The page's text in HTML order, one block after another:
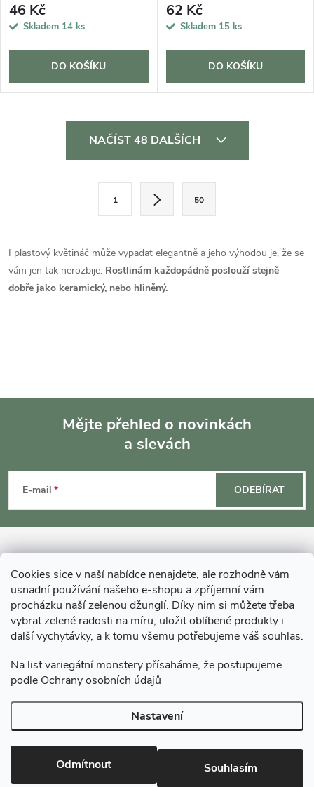
Cookies sice v naší nabídce nenajdete, ale rozhodně vám
usnadní používání našeho e-shopu a zpříjemní vám
procházku naší zelenou džunglí. Díky nim si můžete třeba
vybrat zelené radosti na míru, uložit oblíbené produkty i
další vychytávky, a k tomu všemu potřebujeme váš souhlas.
Na list variegátní monstery přísaháme, že postupujeme
podle Ochrany osobních údajů
Nastavení
Odmítnout Souhlasím
46 Kč
Skladem 14 ks
DO KOŠÍKU
62 Kč
Skladem 15 ks
DO KOŠÍKU
d
a
y
ý
p
i
s
u
NAČÍST 48 DALŠÍCH
á
n
k
1 50
I plastový květináč může vypadat elegantně a jeho výhodou je, že se
vám jen tak nerozbije. Rostlinám každopádně poslouží stejně
dobře jako keramický, nebo hliněný.
p
a
Mějte přehled o novinkách
a slevách
E-mail ODEBÍRAT
MOHLO BY VÁS ZAJÍMAT
O GARDNERS
Gardners Design - Projekt, realizace a údržba zahrad a interiérů
Copyright 2026Gardners-eshop.cz. Všechna práva vyhrazena.Upravit
nastavení cookies